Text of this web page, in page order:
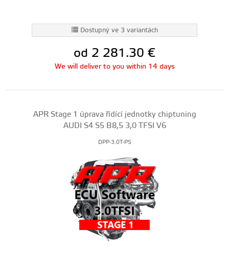
Dostupný ve 3 variantách
od 2 281.30 €
We will deliver to you within 14 days
APR Stage 1 úprava řídící jednotky chiptuning
AUDI S4 S5 B8,5 3,0 TFSI V6
DPP-3.0T-PS